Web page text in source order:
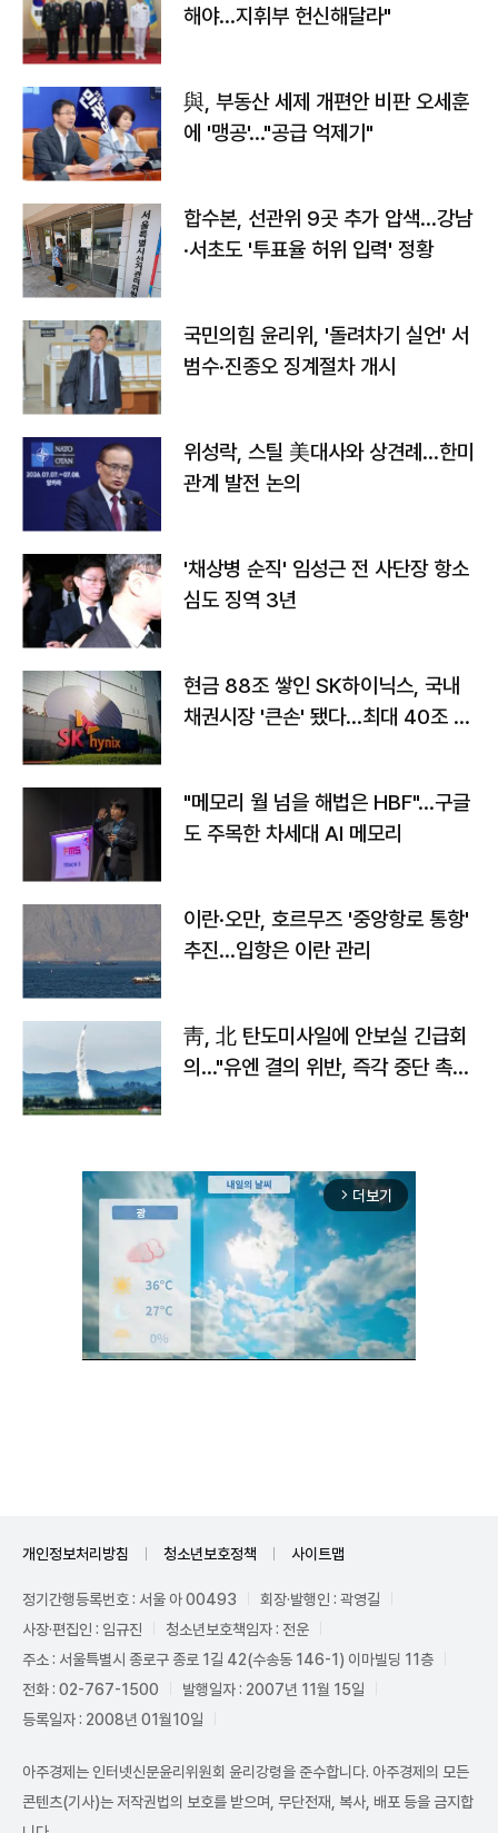
해야…지휘부 헌신해달라"
與, 부동산 세제 개편안 비판 오세훈
에 '맹공'…"공급 억제기"
합수본, 선관위 9곳 추가 압색…강남
·서초도 '투표율 허위 입력' 정황
국민의힘 윤리위, '돌려차기 실언' 서
범수·진종오 징계절차 개시
위성락, 스틸 美대사와 상견례…한미
관계 발전 논의
'채상병 순직' 임성근 전 사단장 항소
심도 징역 3년
현금 88조 쌓인 SK하이닉스, 국내
채권시장 '큰손' 됐다…최대 40조 투
"메모리 월 넘을 해법은 HBF"…구글
도 주목한 차세대 AI 메모리
이란·오만, 호르무즈 '중앙항로 통항'
추진…입항은 이란 관리
靑, 北 탄도미사일에 안보실 긴급회
의…"유엔 결의 위반, 즉각 중단 촉
arrow_forward_ios 더보기
개인정보처리방침 청소년보호정책 사이트맵
정기간행등록번호 : 서울 아 00493
회장·발행인 : 곽영길
사장·편집인 : 임규진
청소년보호책임자 : 전운
주소 : 서울특별시 종로구 종로 1길 42(수송동 146-1) 이마빌딩 11층
전화 : 02-767-1500
발행일자 : 2007년 11월 15일
등록일자 : 2008년 01월10일
아주경제는 인터넷신문윤리위원회 윤리강령을 준수합니다. 아주경제의 모든
콘텐츠(기사)는 저작권법의 보호를 받으며, 무단전재, 복사, 배포 등을 금지합